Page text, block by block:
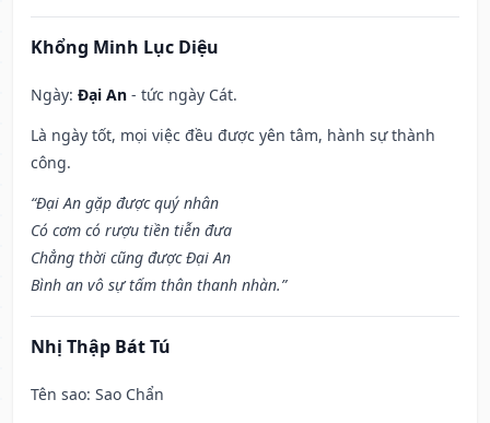
Khổng Minh Lục Diệu
Ngày: Đại An - tức ngày Cát.
Là ngày tốt, mọi việc đều được yên tâm, hành sự thành
công.
“Đại An gặp được quý nhân
Có cơm có rượu tiền tiễn đưa
Chẳng thời cũng được Đại An
Bình an vô sự tấm thân thanh nhàn.”
Nhị Thập Bát Tú
Tên sao: Sao Chẩn